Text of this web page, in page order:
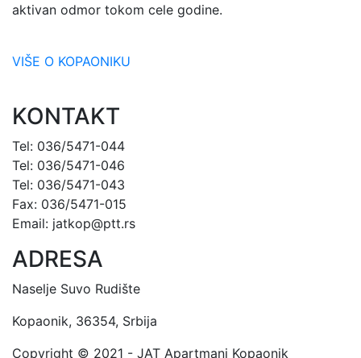
aktivan odmor tokom cele godine.
VIŠE O KOPAONIKU
KONTAKT
Tel: 036/5471-044
Tel: 036/5471-046
Tel: 036/5471-043
Fax: 036/5471-015
Email: jatkop@ptt.rs
ADRESA
Naselje Suvo Rudište
Kopaonik, 36354, Srbija
Copyright © 2021 - JAT Apartmani Kopaonik